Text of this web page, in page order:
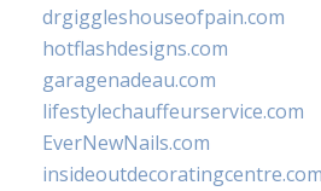
drgiggleshouseofpain.com
hotflashdesigns.com
garagenadeau.com
lifestylechauffeurservice.com
EverNewNails.com
insideoutdecoratingcentre.com